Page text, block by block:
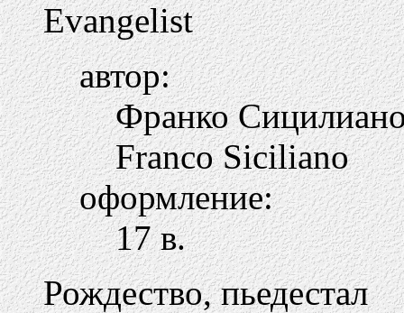
Evangelist
автор:
Франко
Franco Siciliano
оформление:
17 в.
Рождество, пьедестал